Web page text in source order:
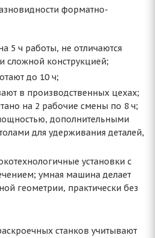
форматно-
5 ч работы, не отличаются
конструкцией;
до 10 ч;
в производственных цехах;
на 2 рабочие смены по 8 ч;
дополнительными
для удерживания деталей,
установки с
умная машина делает
геометрии, практически без
станков учитывают